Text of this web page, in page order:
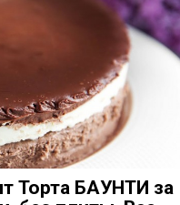
Торта БАУНТИ за